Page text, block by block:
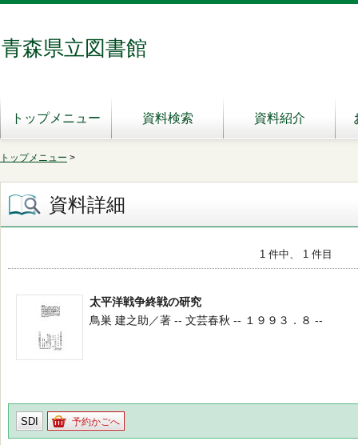
青森県立図書館
トップメニュー 資料検索 資料紹介
トップメニュー >
資料詳細
1 件中、 1 件目
太平洋戦争終戦の研究
鳥巣 建之助／著 -- 文芸春秋 -- １９９３．８ --
SDI 予約かごへ